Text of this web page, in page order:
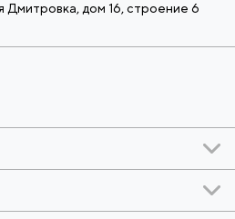
Дмитровка, дом 16, строение 6